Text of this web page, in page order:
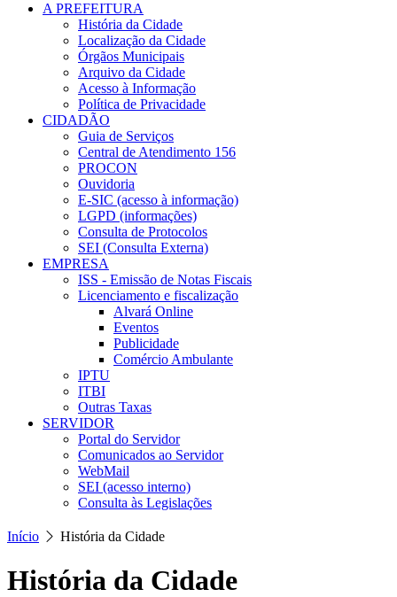
A PREFEITURA
História da Cidade
Localização da Cidade
Órgãos Municipais
Arquivo da Cidade
Acesso à Informação
Política de Privacidade
CIDADÃO
Guia de Serviços
Central de Atendimento 156
PROCON
Ouvidoria
E-SIC (acesso à informação)
LGPD (informações)
Consulta de Protocolos
SEI (Consulta Externa)
EMPRESA
ISS - Emissão de Notas Fiscais
Licenciamento e fiscalização
Alvará Online
Eventos
Publicidade
Comércio Ambulante
IPTU
ITBI
Outras Taxas
SERVIDOR
Portal do Servidor
Comunicados ao Servidor
WebMail
SEI (acesso interno)
Consulta às Legislações
Início História da Cidade
História da Cidade